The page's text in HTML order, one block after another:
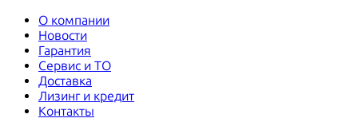
О компании
Новости
Гарантия
Сервис и ТО
Доставка
Лизинг и кредит
Контакты